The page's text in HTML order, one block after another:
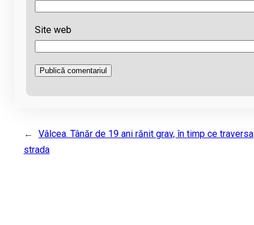
Site web
←
Vâlcea. Tânăr de 19 ani rănit grav, în timp ce traversa
strada